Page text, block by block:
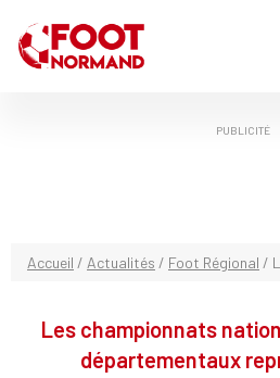
PUBLICITÉ
Accueil / Actualités / Foot Régional /
Les championnats
départementaux